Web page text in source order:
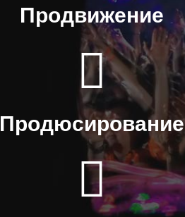
Продвижение
Продюсирование